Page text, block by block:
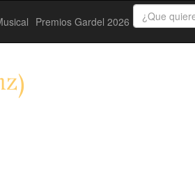
Premios Gardel 2026